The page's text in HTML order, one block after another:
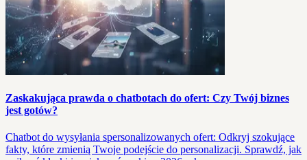
Zaskakująca prawda o chatbotach do ofert: Czy Twój biznes
jest gotów?
Chatbot do wysyłania spersonalizowanych ofert: Odkryj szokujące
fakty, które zmienią Twoje podejście do personalizacji. Sprawdź, jak